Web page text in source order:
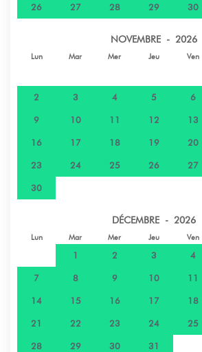
Supermarché - U Express Supermarché
Golf - Moorea Golf Lodge, G67P+P7X,
Motu de Temae, Moorea 98702, Polynésie
française
Aeroport - Aéroport de Moorea, Tema'e
Windward Islands, Polynésie française
26 27 28 29 30
NOVEMBRE - 2026
Lun Mar Mer Jeu Ven
2 3 4 5 6
9 10 11 12 13
16 17 18 19 20
23 24 25 26 27
30
DÉCEMBRE - 2026
Lun Mar Mer Jeu Ven
1 2 3 4
7 8 9 10 11
14 15 16 17 18
21 22 23 24 25
28 29 30 31